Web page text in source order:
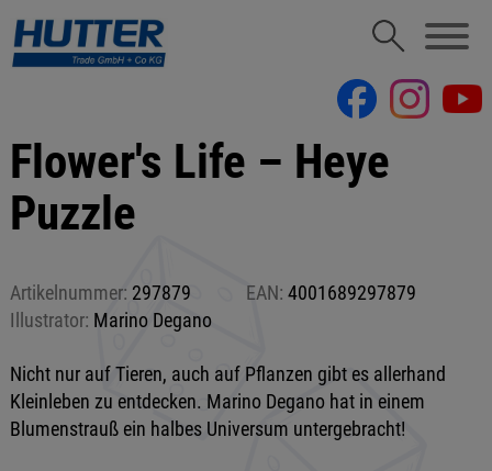
Flower's Life – Heye
Puzzle
Artikelnummer: 297879 EAN: 4001689297879
Illustrator: Marino Degano
Nicht nur auf Tieren, auch auf Pflanzen gibt es allerhand
Kleinleben zu entdecken. Marino Degano hat in einem
Blumenstrauß ein halbes Universum untergebracht!